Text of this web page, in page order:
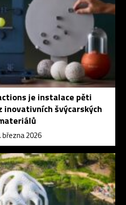
je instalace pěti
inovativních švýcarských
března 2026